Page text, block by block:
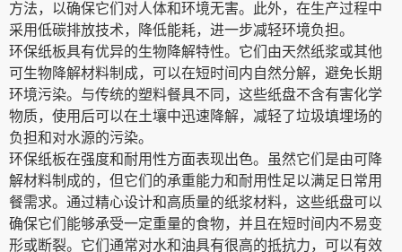
方法，以确保它们对人体和环境无害。此外，在生产过程中
采用低碳排放技术，降低能耗，进一步减轻环境负担。
环保纸板具有优异的生物降解特性。它们由天然纸浆或其他
可生物降解材料制成，可以在短时间内自然分解，避免长期
环境污染。与传统的塑料餐具不同，这些纸盘不含有害化学
物质，使用后可以在土壤中迅速降解，减轻了垃圾填埋场的
负担和对水源的污染。
环保纸板在强度和耐用性方面表现出色。虽然它们是由可降
解材料制成的，但它们的承重能力和耐用性足以满足日常用
餐需求。通过精心设计和高质量的纸浆材料，这些纸盘可以
确保它们能够承受一定重量的食物，并且在短时间内不易变
形或断裂。它们通常对水和油具有很高的抵抗力，可以有效